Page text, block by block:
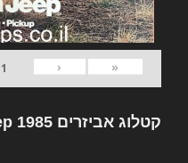
«
‹
1
קטלוג אביזרים Jeep 1985